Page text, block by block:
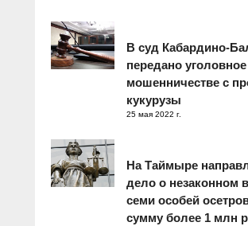
В суд Кабардино-
передано
мошенничестве с
кукурузы
25 мая 2022 г.
На Таймыре
дело о незаконном
семи особей
сумму более 1 млн